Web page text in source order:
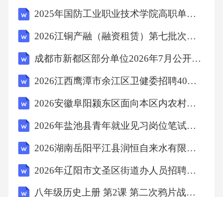
2025年国防工业职业技术学院高职单招职业适应性测试考试模拟试卷含完整答案详解（历年真题）
2026江铜产融（融资租赁）第七批次社会招聘1人考试备考试题及答案详解
成都市新都区部分单位2026年7月公开招聘编外（聘用）人员79人（三）笔试参考题库及答案详解
2026江西鹰潭市余江区卫健委招聘40人考试参考题库及答案详解
2026安徽阜阳颍东区面向本区内农村学校选调教师163人考试模拟试题及答案详解
2026年盐池县青年就业见习岗位笔试备考题库及答案详解
2026湖南岳阳平江县润恒自来水有限公司招聘9人考试模拟试题及答案详解
2026年辽阳市文圣区街道办人员招聘笔试参考题库及答案详解
八年级历史上册 第2课 第二次鸦片战争教学实录 新人教版